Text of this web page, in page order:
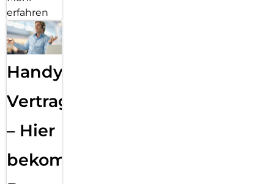
erfahren
Handy
Vertragsabwicklung
– Hier
bekommst